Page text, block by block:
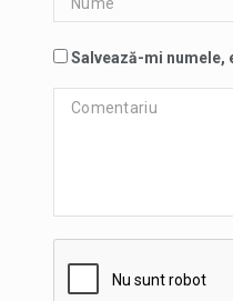
Salvează-mi numele,